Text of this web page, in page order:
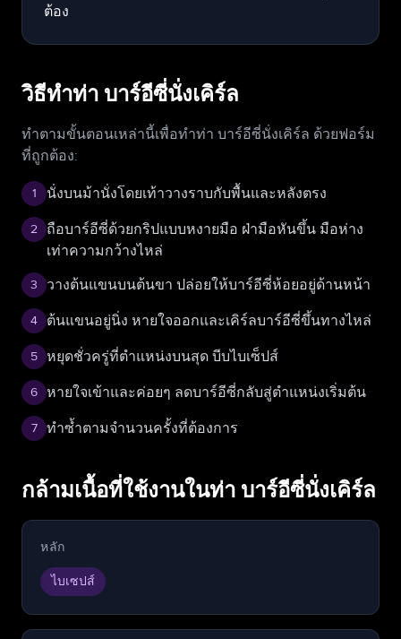
วิธีทำท่า บาร์อีซี่นั่งเคิร์ล
ทำตามขั้นตอนเหล่านี้เพื่อทำท่า บาร์อีซี่นั่งเคิร์ล ด้วยฟอร์ม
ที่ถูกต้อง:
1 นั่งบนม้านั่งโดยเท้าวางราบกับพื้นและหลังตรง
2
ถือบาร์อีซี่ด้วยกริปแบบหงายมือ ฝ่ามือหันขึ้น มือห่าง
เท่าความกว้างไหล่
3 วางต้นแขนบนต้นขา ปล่อยให้บาร์อีซี่ห้อยอยู่ด้านหน้า
4 ต้นแขนอยู่นิ่ง หายใจออกและเคิร์ลบาร์อีซี่ขึ้นทางไหล่
5 หยุดชั่วครู่ที่ตำแหน่งบนสุด บีบไบเซ็ปส์
6 หายใจเข้าและค่อยๆ ลดบาร์อีซี่กลับสู่ตำแหน่งเริ่มต้น
7 ทำซ้ำตามจำนวนครั้งที่ต้องการ
กล้ามเนื้อที่ใช้งานในท่า บาร์อีซี่นั่งเคิร์ล
หลัก
ไบเซปส์